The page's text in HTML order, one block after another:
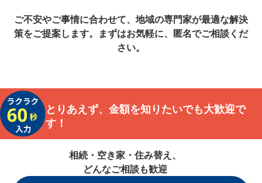
ご不安やご事情に合わせて、地域の専門家が最適な解決
策をご提案します。まずはお気軽に、匿名でご相談くだ
さい。
とりあえず、金額を知りたいでも大歓迎で
す！
相続・空き家・住み替え、
どんなご相談も歓迎